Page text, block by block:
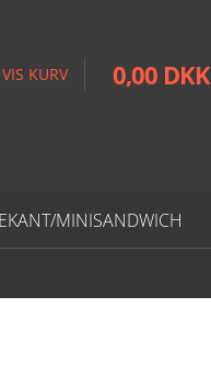
VIS KURV 0,00 DKK
MINISANDWICH